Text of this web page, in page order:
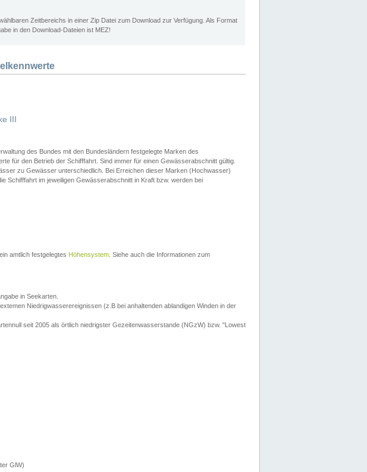
Zeitbereichs in einer Zip Datei zum Download zur Verfügung. Als Format
in den Download-Dateien ist MEZ!
III
des Bundes mit den Bundesländern festgelegte Marken des
für den Betrieb der Schifffahrt. Sind immer für einen Gewässerabschnitt gültig.
zu Gewässer unterschiedlich. Bei Erreichen dieser Marken (Hochwasser)
Schifffahrt im jeweiligen Gewässerabschnitt in Kraft bzw. werden bei
amtlich festgelegtes Höhensystem . Siehe auch die Informationen zum
in Seekarten.
Niedrigwasserereignissen (z.B bei anhaltenden ablandigen Winden in der
seit 2005 als örtlich niedrigster Gezeitenwasserstande (NGzW) bzw. "Lowest
GlW)